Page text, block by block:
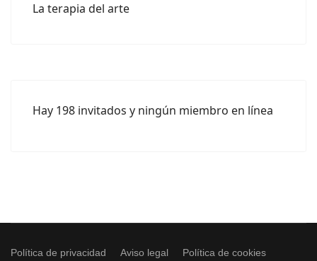
La terapia del arte
Hay 198 invitados y ningún miembro en línea
Política de privacidad Aviso legal Política de cookies